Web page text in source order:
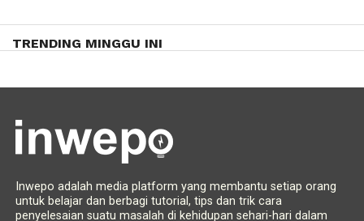
TRENDING MINGGU INI
Inwepo adalah media platform yang membantu setiap orang
untuk belajar dan berbagi tutorial, tips dan trik cara
penyelesaian suatu masalah di kehidupan sehari-hari dalam